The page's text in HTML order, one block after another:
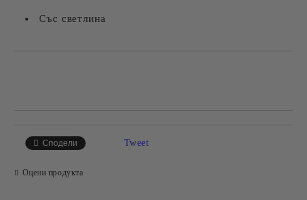
Със светлина
Сподели Tweet
Оцени продукта